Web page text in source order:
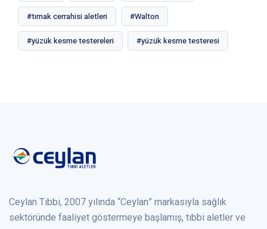
#tırnak cerrahisi aletleri #Walton
#yüzük kesme testereleri #yüzük kesme testeresi
Ceylan Tıbbi, 2007 yılında “Ceylan” markasıyla sağlık
sektöründe faaliyet göstermeye başlamış, tıbbi aletler ve